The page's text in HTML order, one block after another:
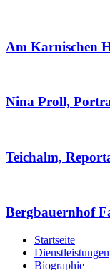
Am Karnischen
Nina Proll,
Teichalm,
Bergbauernhof
Startseite
Dienstleistungen
Biographie